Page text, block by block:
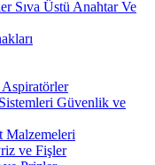
Sıva Üstü Anahtar Ve
Güvenlik ve
Malzemeleri
ve Fişler